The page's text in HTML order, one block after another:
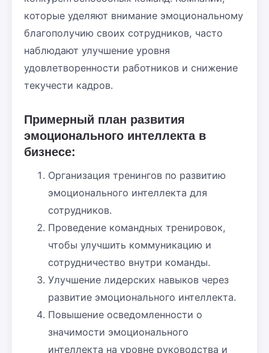
которые уделяют внимание эмоциональному
благополучию своих сотрудников, часто
наблюдают улучшение уровня
удовлетворенности работников и снижение
текучести кадров.
Примерный план развития
эмоционального интеллекта в
бизнесе:
Организация тренингов по развитию
эмоционального интеллекта для
сотрудников.
Проведение командных тренировок,
чтобы улучшить коммуникацию и
сотрудничество внутри команды.
Улучшение лидерских навыков через
развитие эмоционального интеллекта.
Повышение осведомленности о
значимости эмоционального
интеллекта на уровне руководства и